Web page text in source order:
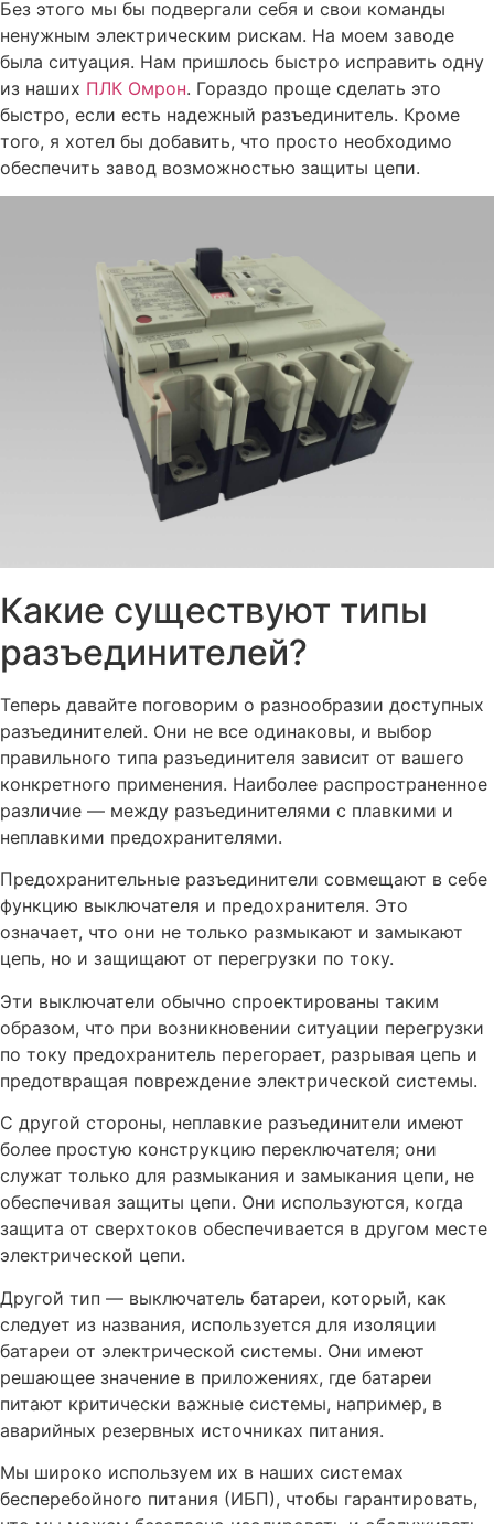
Без этого мы бы подвергали себя и свои команды
ненужным электрическим рискам. На моем заводе
была ситуация. Нам пришлось быстро исправить одну
из наших ПЛК Омрон. Гораздо проще сделать это
быстро, если есть надежный разъединитель. Кроме
того, я хотел бы добавить, что просто необходимо
обеспечить завод возможностью защиты цепи.
Какие существуют типы
разъединителей?
Теперь давайте поговорим о разнообразии доступных
разъединителей. Они не все одинаковы, и выбор
правильного типа разъединителя зависит от вашего
конкретного применения. Наиболее распространенное
различие — между разъединителями с плавкими и
неплавкими предохранителями.
Предохранительные разъединители совмещают в себе
функцию выключателя и предохранителя. Это
означает, что они не только размыкают и замыкают
цепь, но и защищают от перегрузки по току.
Эти выключатели обычно спроектированы таким
образом, что при возникновении ситуации перегрузки
по току предохранитель перегорает, разрывая цепь и
предотвращая повреждение электрической системы.
С другой стороны, неплавкие разъединители имеют
более простую конструкцию переключателя; они
служат только для размыкания и замыкания цепи, не
обеспечивая защиты цепи. Они используются, когда
защита от сверхтоков обеспечивается в другом месте
электрической цепи.
Другой тип — выключатель батареи, который, как
следует из названия, используется для изоляции
батареи от электрической системы. Они имеют
решающее значение в приложениях, где батареи
питают критически важные системы, например, в
аварийных резервных источниках питания.
Мы широко используем их в наших системах
бесперебойного питания (ИБП), чтобы гарантировать,